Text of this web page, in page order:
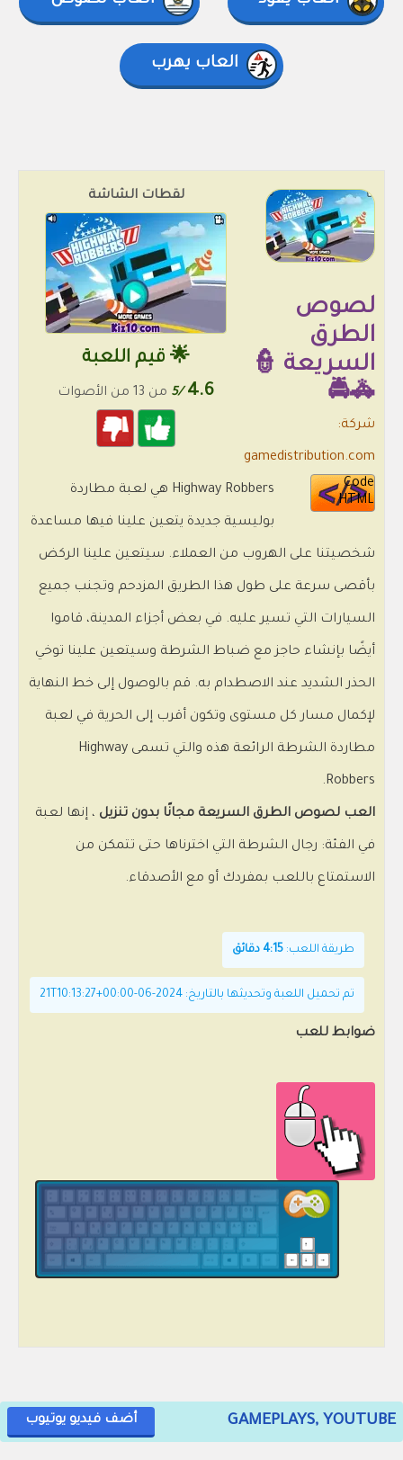
العاب يهرب
لقطات الشاشة
🌟 قيم اللعبة
4.6
/5 من 13 من الأصوات
لصوص
الطرق
السريعة 👮
🚓🚔
شركة:
gamedistribution.com
Code
HTML
Highway Robbers هي لعبة مطاردة
بوليسية جديدة يتعين علينا فيها مساعدة
شخصيتنا على الهروب من العملاء. سيتعين علينا الركض
بأقصى سرعة على طول هذا الطريق المزدحم وتجنب جميع
السيارات التي تسير عليه. في بعض أجزاء المدينة، قاموا
أيضًا بإنشاء حاجز مع ضباط الشرطة وسيتعين علينا توخي
الحذر الشديد عند الاصطدام به. قم بالوصول إلى خط النهاية
لإكمال مسار كل مستوى وتكون أقرب إلى الحرية في لعبة
مطاردة الشرطة الرائعة هذه والتي تسمى Highway
Robbers.
العب لصوص الطرق السريعة مجانًا بدون تنزيل ، إنها لعبة
في الفئة: رجال الشرطة التي اخترناها حتى تتمكن من
الاستمتاع باللعب بمفردك أو مع الأصدقاء.
طريقة اللعب: 4:15 دقائق
تم تحميل اللعبة وتحديثها بالتاريخ: 2024-06-21T10:13:27+00:00
ضوابط للعب
GAMEPLAYS, YOUTUBE أضف فيديو يوتيوب